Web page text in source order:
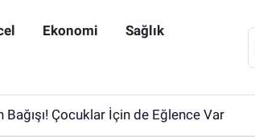
Ekonomi Sağlık
Bağışı! Çocuklar İçin de Eğlence Var